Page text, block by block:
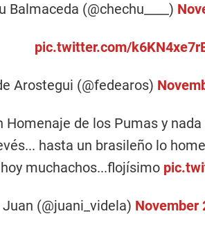
Balmaceda (@chechu____)
pic.twitter.com/
Arostegui (@fedearos)
Homenaje de los Pumas y
hasta un brasileño lo
muchachos...flojísimo
(@juani_videla) November